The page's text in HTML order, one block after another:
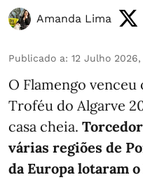
Amanda Lima
Publicado a: 12 Julho
O Flamengo
Troféu do Algarve
casa cheia.
várias regiões de
da Europa lotaram